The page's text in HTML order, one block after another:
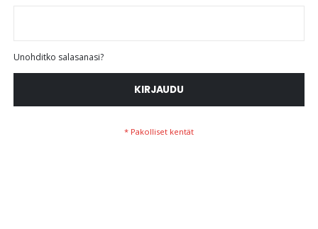
Unohditko salasanasi?
KIRJAUDU